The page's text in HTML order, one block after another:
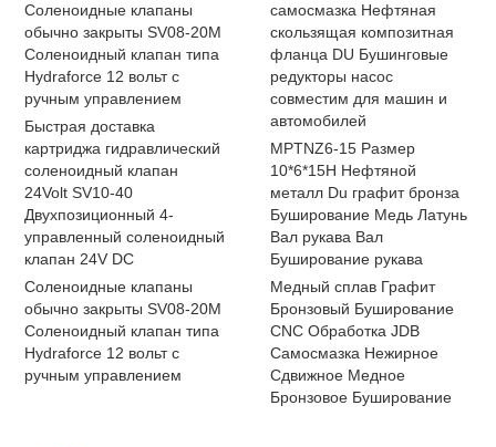
Соленоидные клапаны
обычно закрыты SV08-20M
Соленоидный клапан типа
Hydraforce 12 вольт с
ручным управлением
Быстрая доставка
картриджа гидравлический
соленоидный клапан
24Volt SV10-40
Двухпозиционный 4-
управленный соленоидный
клапан 24V DC
Соленоидные клапаны
обычно закрыты SV08-20M
Соленоидный клапан типа
Hydraforce 12 вольт с
ручным управлением
самосмазка Нефтяная
скользящая композитная
фланца DU Бушинговые
редукторы насос
совместим для машин и
автомобилей
MPTNZ6-15 Размер
10*6*15H Нефтяной
металл Du графит бронза
Буширование Медь Латунь
Вал рукава Вал
Буширование рукава
Медный сплав Графит
Бронзовый Буширование
CNC Обработка JDB
Самосмазка Нежирное
Сдвижное Медное
Бронзовое Буширование